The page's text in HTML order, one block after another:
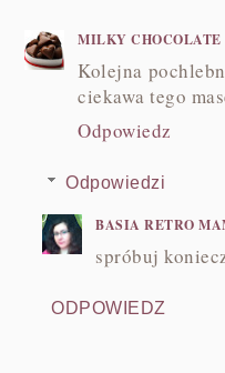
MILKY CHOCOLATE
Kolejna
ciekawa tego
Odpowiedz
Odpowiedzi
BASIA RETRO
spróbuj
ODPOWIEDZ